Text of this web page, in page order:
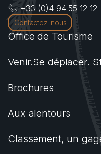
+33 (0)4 94 55 12 12
Contactez-nous
Office de Tourisme
Venir.Se déplacer.
Brochures
Aux alentours
Classement, un